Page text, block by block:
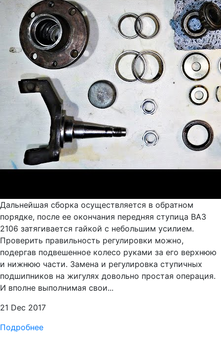
Дальнейшая сборка осуществляется в обратном
порядке, после ее окончания передняя ступица ВАЗ
2106 затягивается гайкой с небольшим усилием.
Проверить правильность регулировки можно,
подергав подвешенное колесо руками за его верхнюю
и нижнюю части. Замена и регулировка ступичных
подшипников на жигулях довольно простая операция.
И вполне выполнимая свои...
21 Dec 2017
Подробнее